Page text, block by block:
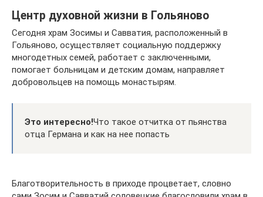
Центр духовной жизни в Гольяново
Сегодня храм Зосимы и Савватия, расположенный в
Гольяново, осуществляет социальную поддержку
многодетных семей, работает с заключенными,
помогает больницам и детским домам, направляет
добровольцев на помощь монастырям.
Это интересно!Что такое отчитка от пьянства
отца Германа и как на нее попасть
Благотворительность в приходе процветает, словно